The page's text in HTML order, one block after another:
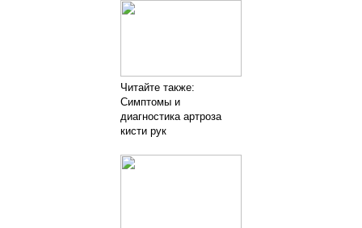
Читайте также:
Симптомы и
диагностика артроза
кисти рук